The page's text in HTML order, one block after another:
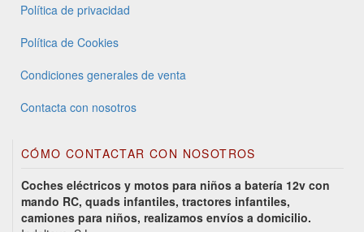
Política de privacidad
Política de Cookies
Condiciones generales de venta
Contacta con nosotros
CÓMO CONTACTAR CON NOSOTROS
Coches eléctricos y motos para niños a batería 12v con
mando RC, quads infantiles, tractores infantiles,
camiones para niños, realizamos envíos a domicilio.